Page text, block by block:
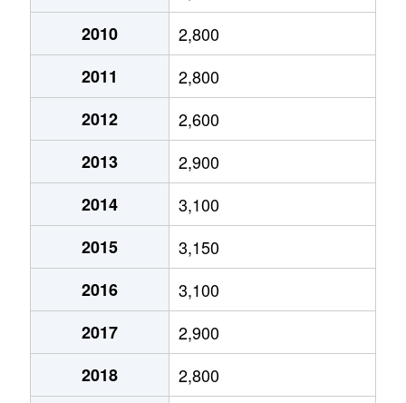
小仲台
3,800万円
小仲台
15,000万円
小仲台
9,700万円
小仲台
1,600万円
小仲台
10,000万円
小仲台
61,000万円
小深町
1,100万円
小深町
1,600万円
小深町
2,800万円
2010
2,800
2011
2,800
2012
2,600
2013
2,900
2014
3,100
2015
3,150
2016
3,100
2017
2,900
2018
2,800